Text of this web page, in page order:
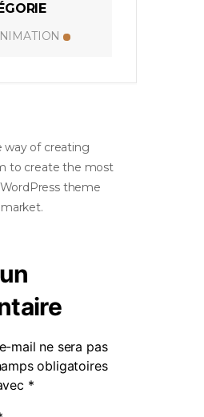
way of creating
to create the most
theme
mail ne sera pas
obligatoires
*